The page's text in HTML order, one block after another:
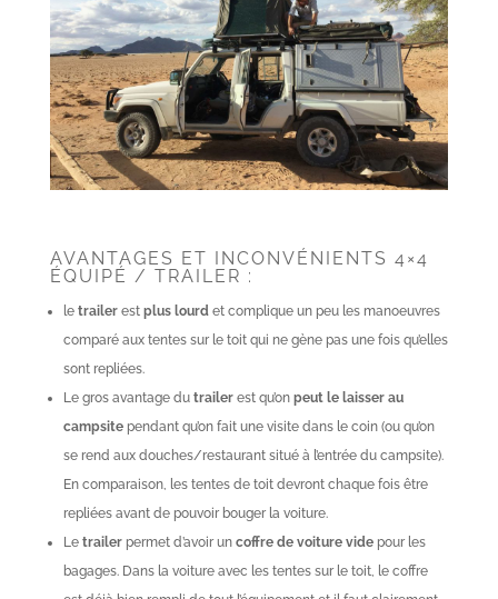
AVANTAGES ET INCONVÉNIENTS 4×4
ÉQUIPÉ / TRAILER :
le trailerest plus lourd et complique un peu les manoeuvres
comparé aux tentes sur le toit qui ne gène pas une fois qu’elles
sont repliées.
Le gros avantage du trailerest qu’on peut le laisser au
campsitependant qu’on fait une visite dans le coin (ou qu’on
se rend aux douches/restaurant situé à l’entrée du campsite).
En comparaison, les tentes de toit devront chaque fois être
repliées avant de pouvoir bouger la voiture.
Le trailerpermet d’avoir un coffre de voiture videpour les
bagages. Dans la voiture avec les tentes sur le toit, le coffre